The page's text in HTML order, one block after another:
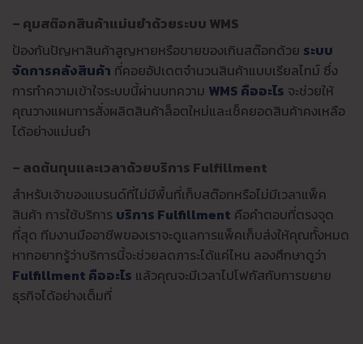
– คุมสต๊อกสินค้าแม่นยำด้วยระบบ WMS
ป้องกันปัญหาสินค้าสูญหายหรือขายของเกินสต๊อกด้วย ระบบ
จัดการคลังสินค้า ที่คอยอัปเดตจำนวนสินค้าแบบเรียลไทม์ ซึ่ง
การทำความเข้าใจระบบนี้ผ่านบทความ WMS คืออะไร จะช่วยให้
คุณวางแผนการสั่งผลิตสินค้าล็อตใหม่และเช็คยอดสินค้าคงเหลือ
ได้อย่างแม่นยำ
– ลดต้นทุนและเวลาด้วยบริการ Fulfillment
สำหรับเจ้าของแบรนด์ที่ไม่มีพื้นที่เก็บสต๊อกหรือไม่มีเวลาแพ็ค
สินค้า การใช้บริการ บริการ Fulfillment คือคำตอบที่ตรงจุด
ที่สุด ทีมงานมืออาชีพของเราจะดูแลการแพ็คเก็บส่งให้คุณทั้งหมด
หากอยากรู้ว่าบริการนี้จะช่วยลดภาระได้แค่ไหน ลองศึกษาดูว่า
Fulfillment คืออะไร แล้วคุณจะมีเวลาไปโฟกัสกับการขยาย
ธุรกิจได้อย่างเต็มที่